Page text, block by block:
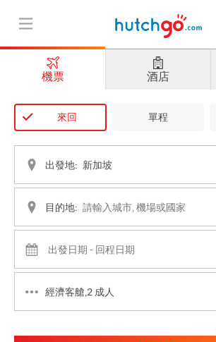
機票 酒店
來回 單程
出發地:
目的地:
經濟客艙,2 成人